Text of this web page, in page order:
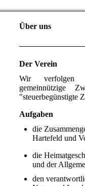
Über uns
Der Verein
Wir verfolgen
gemeinnützige
"steuerbegünstigte
Aufgaben
die
Hartefeld und
die
und der
den